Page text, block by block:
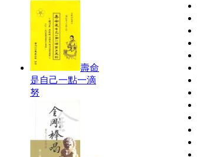
壽命
是自己一點一滴
努